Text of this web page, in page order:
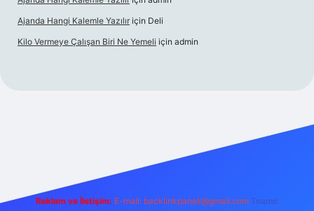
Ajanda Hangi Kalemle Yazılır için Deli
Kilo Vermeye Çalışan Biri Ne Yemeli için admin
Reklam ve İletişim: E-mail: backlinkpaneli@gmail.com Teams: